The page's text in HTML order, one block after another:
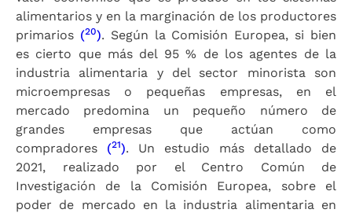
alimentarios y en la marginación de los productores
primarios (20). Según la Comisión Europea, si bien
es cierto que más del 95 % de los agentes de la
industria alimentaria y del sector minorista son
microempresas o pequeñas empresas, en el
mercado predomina un pequeño número de
grandes empresas que actúan como
compradores (21). Un estudio más detallado de
2021, realizado por el Centro Común de
Investigación de la Comisión Europea, sobre el
poder de mercado en la industria alimentaria en